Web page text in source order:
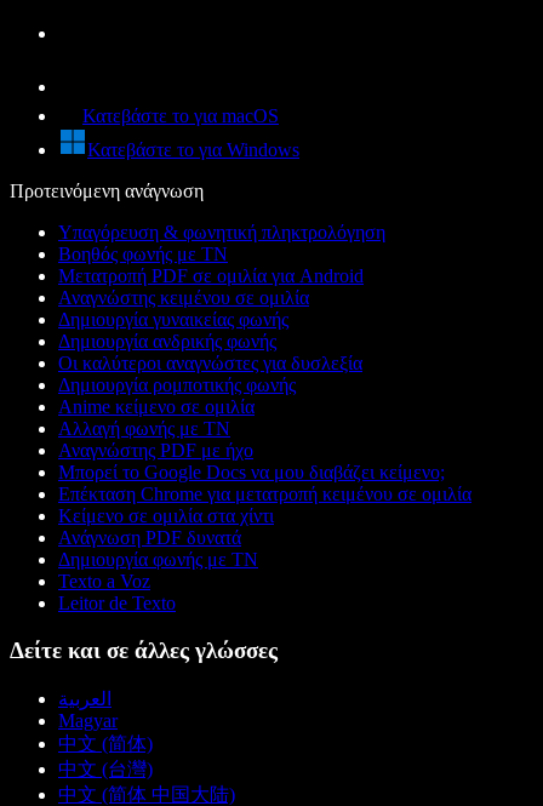
Κατεβάστε το για macOS
Κατεβάστε το για Windows
Προτεινόμενη ανάγνωση
Υπαγόρευση & φωνητική πληκτρολόγηση
Βοηθός φωνής με ΤΝ
Μετατροπή PDF σε ομιλία για Android
Αναγνώστης κειμένου σε ομιλία
Δημιουργία γυναικείας φωνής
Δημιουργία ανδρικής φωνής
Οι καλύτεροι αναγνώστες για δυσλεξία
Δημιουργία ρομποτικής φωνής
Anime κείμενο σε ομιλία
Αλλαγή φωνής με ΤΝ
Αναγνώστης PDF με ήχο
Μπορεί το Google Docs να μου διαβάζει κείμενο;
Επέκταση Chrome για μετατροπή κειμένου σε ομιλία
Κείμενο σε ομιλία στα χίντι
Ανάγνωση PDF δυνατά
Δημιουργία φωνής με ΤΝ
Texto a Voz
Leitor de Texto
Δείτε και σε άλλες γλώσσες
العربية
Magyar
中文 (简体)
中文 (台灣)
中文 (简体 中国大陆)